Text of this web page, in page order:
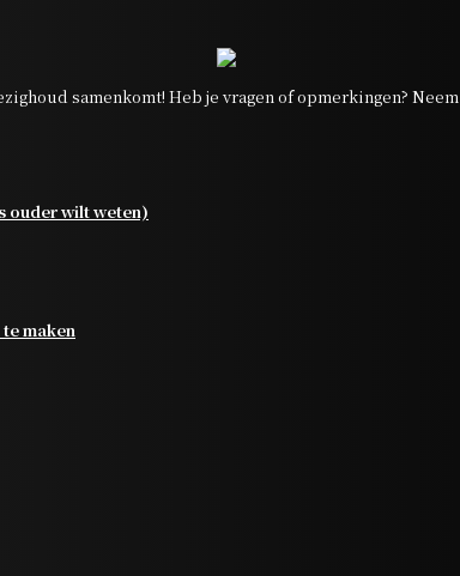
samenkomt! Heb je vragen of opmerkingen?
ouder wilt weten)
maken